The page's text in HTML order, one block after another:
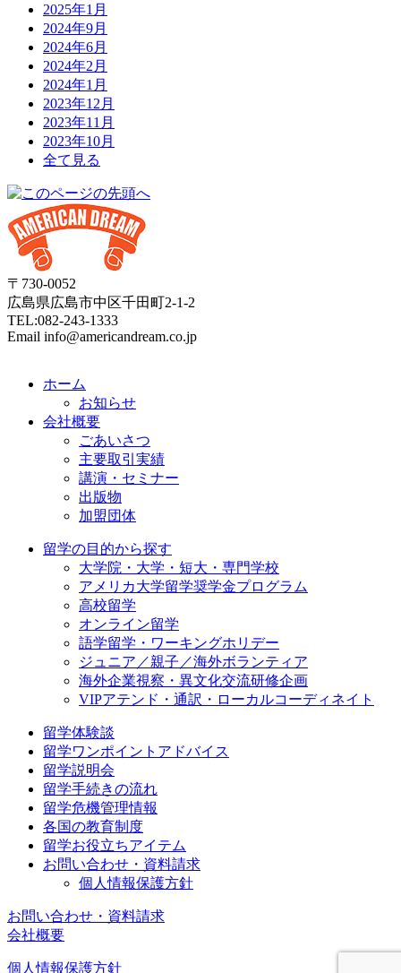
2025年1月
2024年9月
2024年6月
2024年2月
2024年1月
2023年12月
2023年11月
2023年10月
全て見る
〒730-0052
広島県広島市中区千田町2-1-2
TEL:082-243-1333
Email info@americandream.co.jp
ホーム
お知らせ
会社概要
ごあいさつ
主要取引実績
講演・セミナー
出版物
加盟団体
留学の目的から探す
大学院・大学・短大・専門学校
アメリカ大学留学奨学金プログラム
高校留学
オンライン留学
語学留学・ワーキングホリデー
ジュニア／親子／海外ボランティア
海外企業視察・異文化交流研修企画
VIPアテンド・通訳・ローカルコーディネイト
留学体験談
留学ワンポイントアドバイス
留学説明会
留学手続きの流れ
留学危機管理情報
各国の教育制度
留学お役立ちアイテム
お問い合わせ・資料請求
個人情報保護方針
お問い合わせ・資料請求
会社概要
個人情報保護方針